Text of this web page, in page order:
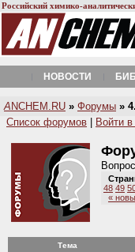
Российский химико-
НОВОСТИ
A NCHEM.RU » Форумы »
Список форумов
Войти
48 49
«
Тема